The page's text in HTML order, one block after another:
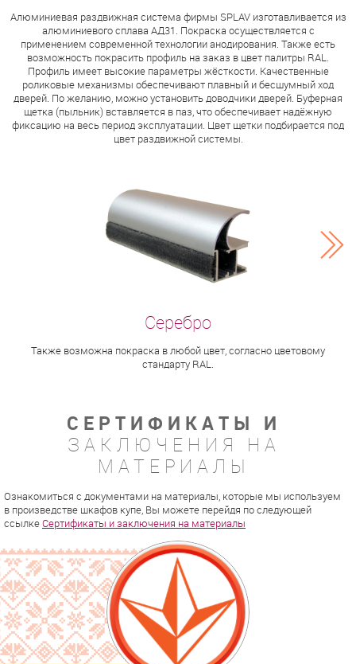
Алюминиевая раздвижная система фирмы SPLAV изготавливается из
алюминиевого сплава АД31. Покраска осуществляется с
применением современной технологии анодирования. Также есть
возможность покрасить профиль на заказ в цвет палитры RAL.
Профиль имеет высокие параметры жёсткости. Качественные
роликовые механизмы обеспечивают плавный и бесшумный ход
дверей. По желанию, можно установить доводчики дверей. Буферная
щетка (пыльник) вставляется в паз, что обеспечивает надёжную
фиксацию на весь период эксплуатации. Цвет щетки подбирается под
цвет раздвижной системы.
Также возможна покраска в любой цвет, согласно цветовому
стандарту RAL.
СЕРТИФИКАТЫ И
ЗАКЛЮЧЕНИЯ НА
МАТЕРИАЛЫ
Ознакомиться с документами на материалы, которые мы используем
в произведстве шкафов купе, Вы можете перейдя по следующей
ссылкеСертификаты и заключения на материалы